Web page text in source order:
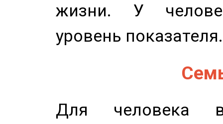
жизни. У
уровень показателя.
Для человека